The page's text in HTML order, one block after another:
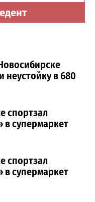
неустойку в 680
спортзал
в супермаркет
спортзал
в супермаркет